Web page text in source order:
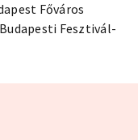
Főváros
Fesztivál-